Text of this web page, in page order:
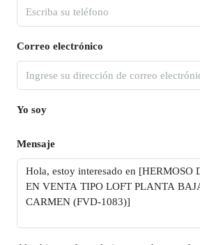
Correo electrónico
Yo soy
Mensaje